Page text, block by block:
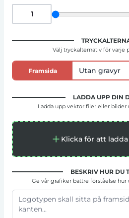
Välj tryckalternativ för varje
Framsida
LADDA UPP DIN
Ladda upp vektor filer eller
Klicka för att
BESKRIV HUR DU
Ge vår grafiker bättre förståelse